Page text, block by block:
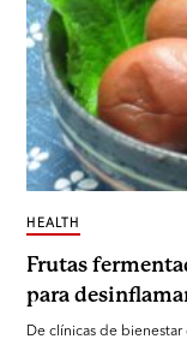
Frutas
para
HEALTH
De clínicas de